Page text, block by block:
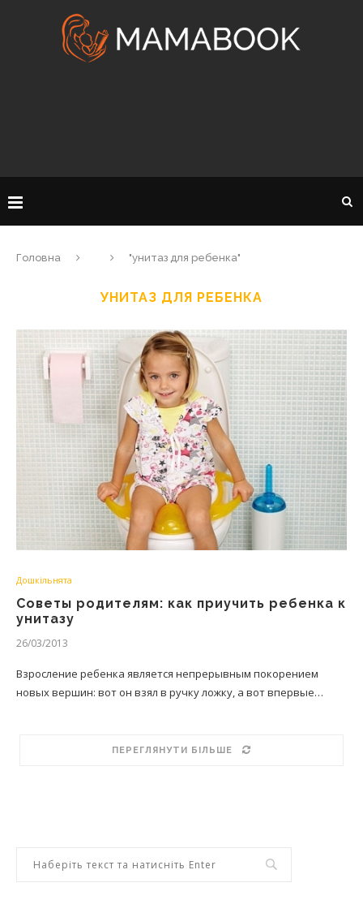
Головна "унитаз для ребенка"
УНИТАЗ ДЛЯ РЕБЕНКА
Дошкільнята
Советы родителям: как приучить ребенка к
унитазу
26/03/2013
Взросление ребенка является непрерывным покорением
новых вершин: вот он взял в ручку ложку, а вот впервые…
ПЕРЕГЛЯНУТИ БІЛЬШЕ